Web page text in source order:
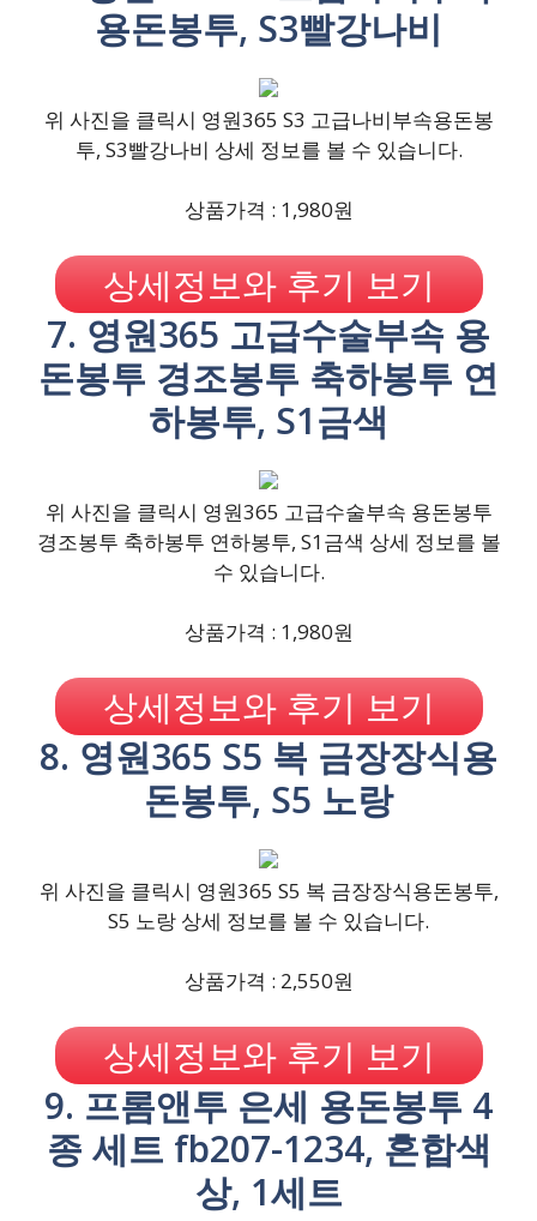
용돈봉투, S3빨강나비
위 사진을 클릭시 영원365 S3 고급나비부속용돈봉
투, S3빨강나비 상세 정보를 볼 수 있습니다.
상품가격 : 1,980원
상세정보와 후기 보기
7. 영원365 고급수술부속 용
돈봉투 경조봉투 축하봉투 연
하봉투, S1금색
위 사진을 클릭시 영원365 고급수술부속 용돈봉투
경조봉투 축하봉투 연하봉투, S1금색 상세 정보를 볼
수 있습니다.
상품가격 : 1,980원
상세정보와 후기 보기
8. 영원365 S5 복 금장장식용
돈봉투, S5 노랑
위 사진을 클릭시 영원365 S5 복 금장장식용돈봉투,
S5 노랑 상세 정보를 볼 수 있습니다.
상품가격 : 2,550원
상세정보와 후기 보기
9. 프롬앤투 은세 용돈봉투 4
종 세트 fb207-1234, 혼합색
상, 1세트